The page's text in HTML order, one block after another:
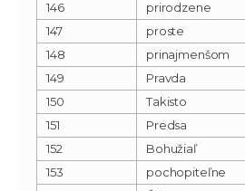
146
prirodzene
147
proste
148
prinajmenšom
149
Pravda
150
Takisto
151
Predsa
152
Bohužiaľ
153
pochopiteľne